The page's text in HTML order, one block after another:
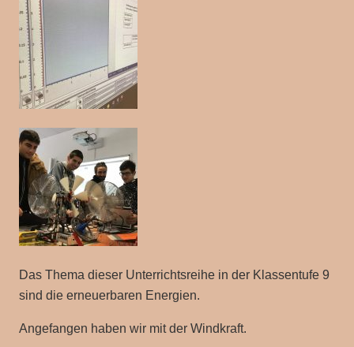
Das Thema dieser Unterrichtsreihe in der Klassentufe 9
sind die erneuerbaren Energien.
Angefangen haben wir mit der Windkraft.